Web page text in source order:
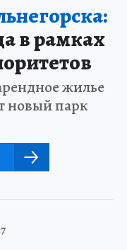
в рамках
жилье
новый парк